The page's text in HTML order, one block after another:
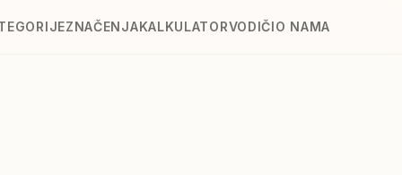
ZNAČENJAKALKULATORVODIČIO NAMA